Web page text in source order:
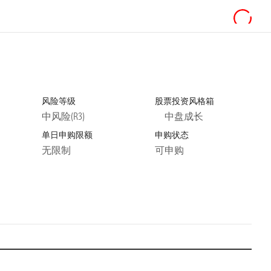
风险等级
中风险(R3)
股票投资风格箱
中盘成长
单日申购限额
无限制
申购状态
可申购